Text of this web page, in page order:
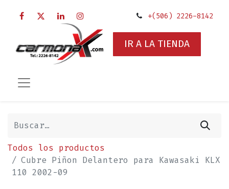
+(506) 2226-8142
IR A LA TIENDA
Todos los productos
Cubre Piñon Delantero para Kawasaki KLX
110 2002-09